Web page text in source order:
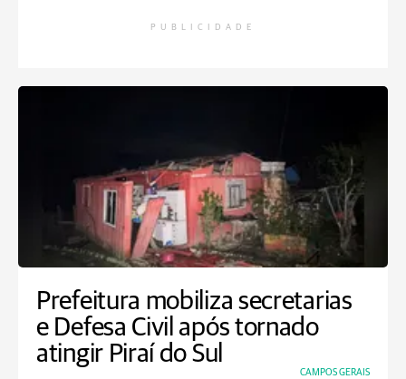
PUBLICIDADE
Prefeitura mobiliza secretarias
e Defesa Civil após tornado
atingir Piraí do Sul
CAMPOS GERAIS